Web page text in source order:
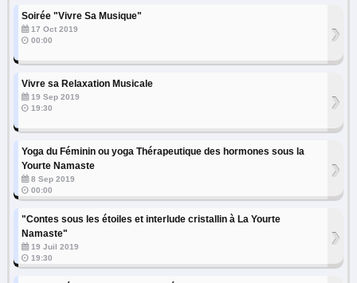
Soirée "Vivre Sa Musique"
17 Oct 2019
00:00
›
Vivre sa Relaxation Musicale
19 Sep 2019
19:30
›
Yoga du Féminin ou yoga Thérapeutique des hormones sous la
Yourte Namaste
8 Sep 2019
00:00
›
"Contes sous les étoiles et interlude cristallin à La Yourte
Namaste"
19 Juil 2019
19:30
›